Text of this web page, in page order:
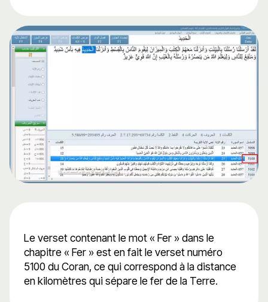
Le verset contenant le mot « Fer » dans le
chapitre « Fer » est en fait le verset numéro
5100 du Coran, ce qui correspond à la distance
en kilomètres qui sépare le fer de la Terre.